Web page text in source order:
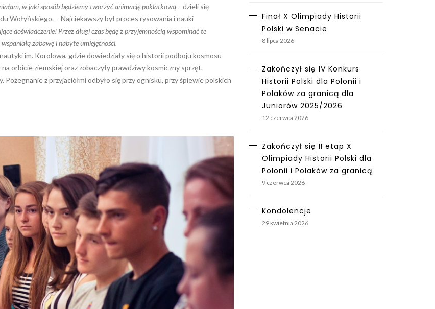
w jaki sposób będziemy tworzyć animację poklatkową –dzieli się
Wołyńskiego. – Najciekawszy był proces rysowania i nauki
doświadczenie! Przez długi czas będę z przyjemnością wspominać te
zabawę i nabyte umiejętności.
im. Korolowa, gdzie dowiedziały się o historii podboju kosmosu
orbicie ziemskiej oraz zobaczyły prawdziwy kosmiczny sprzęt.
z przyjaciółmi odbyło się przy ognisku, przy śpiewie polskich
Finał X Olimpiady Historii
Polski w Senacie
8 lipca 2026
Zakończył się IV Konkurs
Historii Polski dla Polonii i
Polaków za granicą dla
Juniorów 2025/2026
12 czerwca 2026
Zakończył się II etap X
Olimpiady Historii Polski dla
Polonii i Polaków za granicą
9 czerwca 2026
Kondolencje
29 kwietnia 2026